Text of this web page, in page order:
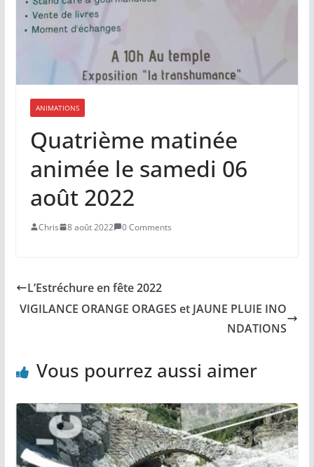
ANIMATIONS
Quatrième matinée
animée le samedi 06
août 2022
Chris 8 août 2022 0 Comments
L’Estréchure en fête 2022
VIGILANCE ORANGE ORAGES et JAUNE PLUIE INO
NDATIONS
Vous pourrez aussi aimer